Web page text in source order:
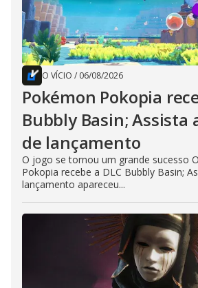
O VÍCIO / 06/08/2026
Pokémon Pokopia
Bubbly Basin; Assista
de lançamento
O jogo se tornou um grande sucesso
Pokopia recebe a DLC Bubbly Basin;
lançamento apareceu...